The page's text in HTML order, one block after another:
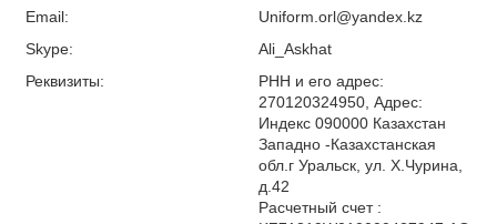
Email:
Uniform.orl@yandex.kz
Skype:
Ali_Askhat
Реквизиты:
РНН и его адрес:
270120324950, Адрес:
Индекс 090000 Казахстан
Западно -Казахстанская
обл.г Уральск, ул. Х.Чурина,
д.42
Расчетный счет :